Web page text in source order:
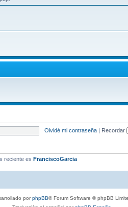
Olvidé mi contraseña | Recordar
reciente es FranciscoGarcia
porphpBB® Forum Software © phpBB